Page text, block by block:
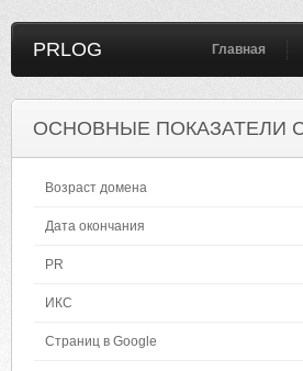
PRLOG Главная
ОСНОВНЫЕ ПОКАЗАТЕЛИ
Возраст домена
Дата окончания
PR
ИКС
Страниц в Google